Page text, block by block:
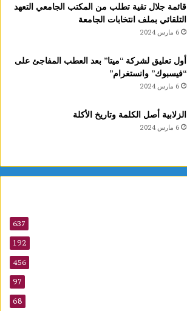
قائمة جلال تقية تطلب من المكتب الجامعي التعهد
التلقائي بملف انتخابات الجامعة
6 مارس 2024
أول تعليق لشركة “ميتا” بعد العطب المفاجئ على
“فيسبوك” وانستغرام”
6 مارس 2024
الزلابية أصل الكلمة وتاريخ الأكلة
6 مارس 2024
637
192
456
97
68